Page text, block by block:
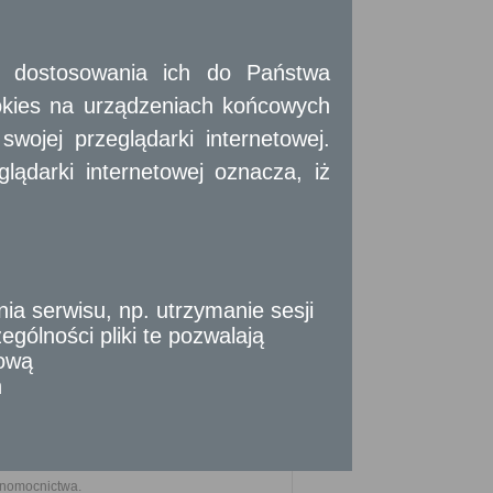
objętych ochroną konserwatorską.
stosownej opłaty.
U. 2024r. poz. 572)
z późn. zm.)
ich do Państwa
na urządzeniach końcowych
przeglądarki internetowej.
internetowej oznacza, iż
serwisu, np. utrzymanie sesji
pliki te pozwalają